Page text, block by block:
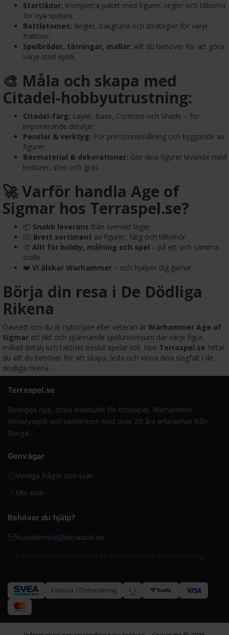
Startlådor: Kompletta paket med figurer, regler och tillbehör
för nya spelare.
Battletomes: Regler, bakgrund och strategier för varje
fraktion.
Spelbrädor, tärningar, mallar: Allt du behöver för att göra
varje strid episk.
🎨 Måla och skapa med
Citadel-hobbyutrustning:
Citadel-färg: Layer, Base, Contrast och Shade – för
imponerande detaljer.
Penslar & verktyg: För precisionsmålning och byggande av
figurer.
Basmaterial & dekorationer: Gör dina figurer levande med
texturer, sten och gräs.
🚀 Varför handla Age of
Sigmar hos Terraspel.se?
📦 Snabb leverans från svenskt lager
🧙‍♂️ Brett sortiment av figurer, färg och tillbehör
🎨 Allt för hobby, målning och spel – på ett och samma
ställe
❤️ Vi älskar Warhammer – och hjälper dig gärna!
Börja din resa i De Dödliga
Rikena
Oavsett om du är nybörjare eller veteran är Warhammer Age of
Sigmar ett rikt och spännande speluniversum där varje figur,
målad detalj och taktiskt beslut spelar roll. Hos Terraspel.se hittar
du allt du behöver för att skapa, leda och vinna dina slagfält i de
dödliga rikena.
Terraspel.se
Sveriges nya, stora webbutik för brädspel, Warhammer
miniatyrspill och samlarkort med över 20 års erfarenhet från
Norge.
Genvägar
Vanliga frågor och svar
Min sida
Behöver du hjälp?
kundservice@terraspel.se
Faktura / Delbetalning